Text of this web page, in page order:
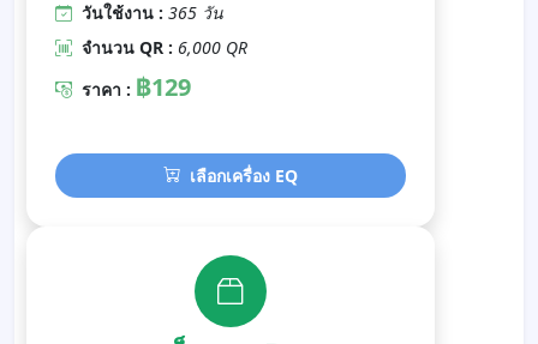
วันใช้งาน : 365 วัน
จำนวน QR : 6,000 QR
ราคา : ฿129
เลือกเครื่อง EQ